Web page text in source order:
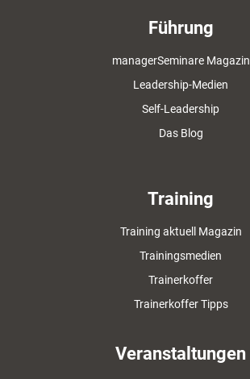
Führung
managerSeminare Magazin
Leadership-Medien
Self-Leadership
Das Blog
Training
Training aktuell Magazin
Trainingsmedien
Trainerkoffer
Trainerkoffer Tipps
Veranstaltungen